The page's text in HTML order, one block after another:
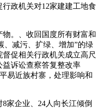
政机关对12家建建工地食
。、收回国度所有财富和
、减污、扩绿、增加”的绿
促相关行政机关成立高尺
益诉讼查察答复整改率
易近族村寨，处理影响和
企业、24人向长江倾倒